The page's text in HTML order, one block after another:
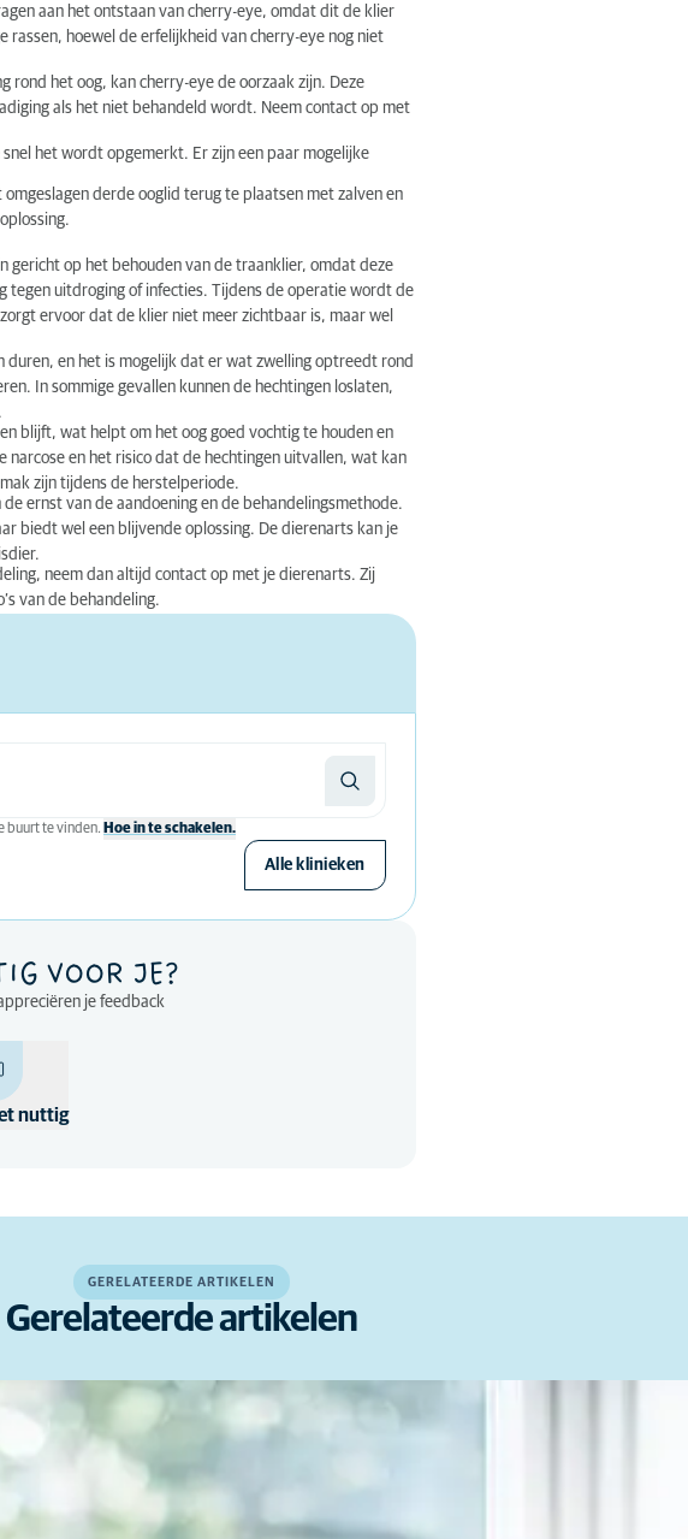
aan het ontstaan van cherry-eye, omdat dit de klier
hoewel de erfelijkheid van cherry-eye nog niet
het oog, kan cherry-eye de oorzaak zijn. Deze
als het niet behandeld wordt. Neem contact op met
het wordt opgemerkt. Er zijn een paar mogelijke
derde ooglid terug te plaatsen met zalven en
gericht op het behouden van de traanklier, omdat deze
tegen uitdroging of infecties. Tijdens de operatie wordt de
ervoor dat de klier niet meer zichtbaar is, maar wel
en het is mogelijk dat er wat zwelling optreedt rond
In sommige gevallen kunnen de hechtingen loslaten,
blijft, wat helpt om het oog goed vochtig te houden en
narcose en het risico dat de hechtingen uitvallen, wat kan
zijn tijdens de herstelperiode.
ernst van de aandoening en de behandelingsmethode.
biedt wel een blijvende oplossing. De dierenarts kan je
neem dan altijd contact op met je dierenarts. Zij
van de behandeling.
buurt te vinden. Hoe in te schakelen.
Alle klinieken
VOOR JE?
je feedback
nuttig
GERELATEERDE ARTIKELEN
Gerelateerde artikelen